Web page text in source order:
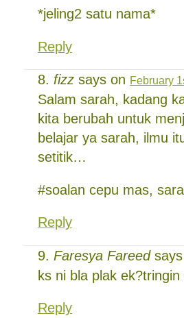
*jeling2 satu nama*
Reply
fizz says on February
Salam sarah, kadang
kita berubah untuk
belajar ya sarah, ilmu
setitik…
#soalan cepu mas,
Reply
Faresya Fareedsays
ks ni bla plak
Reply